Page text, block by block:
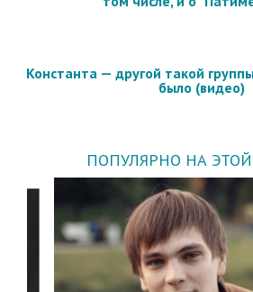
Константа — другой такой
было (видео)
ПОПУЛЯРНО НА